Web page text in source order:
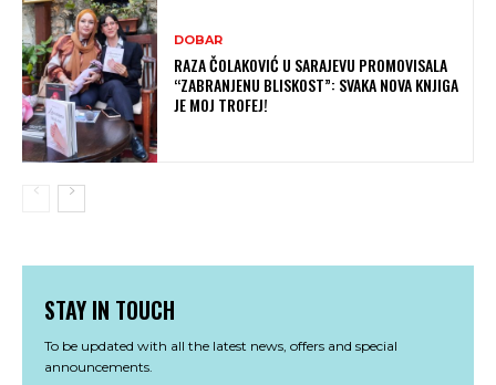
DOBAR
RAZA ČOLAKOVIĆ U SARAJEVU PROMOVISALA
“ZABRANJENU BLISKOST”: SVAKA NOVA KNJIGA
JE MOJ TROFEJ!
STAY IN TOUCH
To be updated with all the latest news, offers and special
announcements.